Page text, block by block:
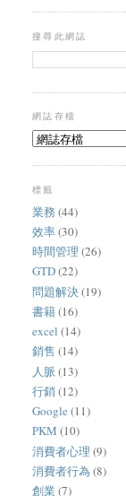
搜尋此網誌
網誌存檔
標籤
業務 (44)
效率(30)
時間管理 (26)
GTD(22)
問題解決(19)
書籍(16)
excel (14)
銷售 (14)
人脈 (13)
行銷(12)
Google (11)
PKM (10)
消費者心理 (9)
消費者行為 (8)
創業 (7)